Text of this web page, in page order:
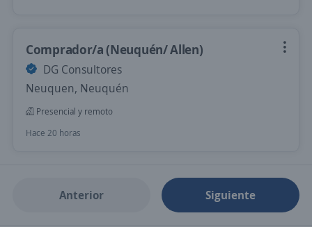
Comprador/a (Neuquén/ Allen)
DG Consultores
Neuquen, Neuquén
Presencial y remoto
Hace 20 horas
Anterior Siguiente